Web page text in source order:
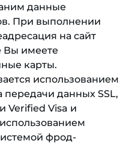
данные
При выполнении
на сайт
Вы имеете
карты.
использованием
данных SSL,
Verified Visa и
фрод-